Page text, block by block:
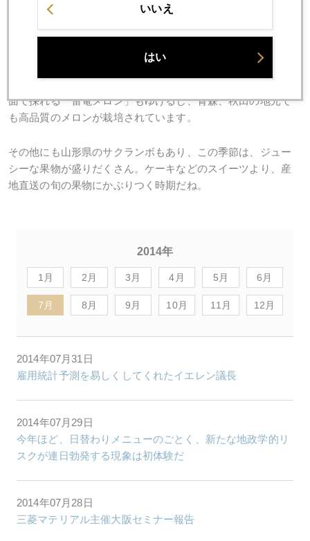
面で採れる「雷電メロン」もゆけるし、青森、秋田の地元で
も高品質のメロンが栽培されています。
その他にも山形県のサクランボもあり、この季節は、ジュー
シーな果物が盛りだくさん。ケーキなどのスイーツより、産
地直送の旬の果物にかぶりつく時期だね。
2014年
1月 2月 3月 4月 5月 6月
7月 8月 9月 10月 11月 12月
2014年07月31日
雇用統計予測を易しくしてくれたイエレン議長
2014年07月29日
今年ほど、日替わりメニューのごとく、新たな地政学的リ
スクが連日勃発する現象は初体験だ
2014年07月28日
三菱マテリアル主催大阪セミナー報告
いいえ
はい